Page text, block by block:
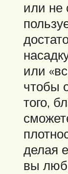
или не
или
чтобы
того,
делая
вы